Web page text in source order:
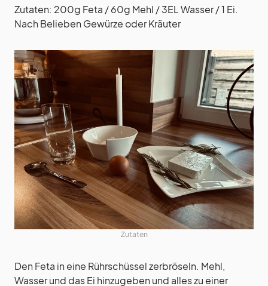
Zutaten: 200g Feta / 60g Mehl / 3EL Wasser / 1 Ei.
Nach Belieben Gewürze oder Kräuter
Zutaten
Den Feta in eine Rührschüssel zerbröseln. Mehl,
Wasser und das Ei hinzugeben und alles zu einer